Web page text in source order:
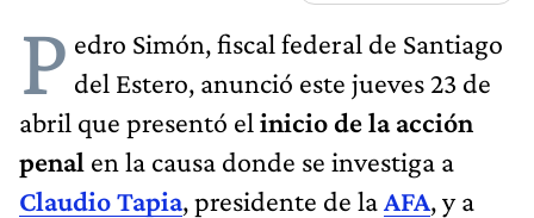
P edro Simón, fiscal federal de Santiago
del Estero, anunció este jueves 23 de
abril que presentó el inicio de la acción
penal en la causa donde se investiga a
Claudio Tapia, presidente de laAFA, y a